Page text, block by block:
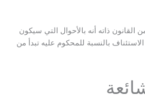
نصت المادة /277/ من القانون ذاته أنه بالأحوال التي سيكون
بالنسبة للمحكوم عليه تبدأ من